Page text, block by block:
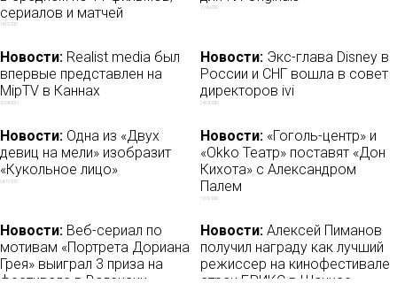
сериалов и матчей
14/01/2021
17/06/2020
Новости: Realist media был
впервые представлен на
MipTV в Каннах
12/04/2019
Новости: Экс-глава Disney в
России и СНГ вошла в совет
директоров ivi
24/09/2020
Новости: Одна из «Двух
девиц на мели» изобразит
«Кукольное лицо»
24/11/2017
Новости: «Гоголь-центр» и
«Okko Театр» поставят «Дон
Кихота» с Александром
Палем
19/01/2020
Новости: Веб-сериал по
мотивам «Портрета Дориана
Грея» выиграл 3 приза на
фестивале в Валенсии
Новости: Алексей Пиманов
получил награду как лучший
режиссер на кинофестивале
стран БРИКС в Шанхае